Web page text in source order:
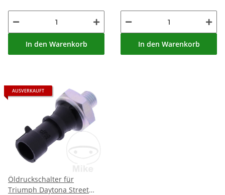
In den Warenkorb In den Warenkorb
AUSVERKAUFT
Öldruckschalter für
Triumph Daytona Street